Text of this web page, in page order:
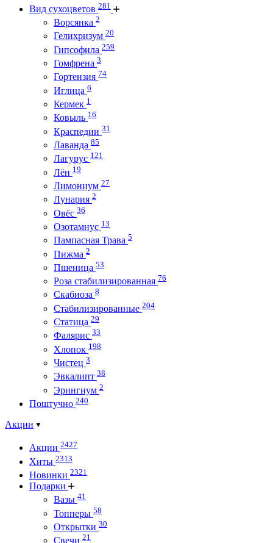
Вид сухоцветов 281
Ворсянка 2
Гелихризум 20
Гипсофила 259
Гомфрена 3
Гортензия 74
Иглица 6
Кермек 1
Ковыль 16
Краспедии 31
Лаванда 85
Лагурус 121
Лён 19
Лимониум 27
Лунария 2
Овёс 36
Озотамнус 13
Пампасная Трава 5
Пижма 2
Пшеница 53
Роза стабилизированная 76
Скабиоза 8
Стабилизированные 204
Статица 29
Фалярис 33
Хлопок 198
Чистец 3
Эвкалипт 38
Эрингиум 2
Поштучно 240
Акции
Акции 2427
Хиты 2313
Новинки 2321
Подарки
Вазы 41
Топперы 58
Открытки 30
Свечи 21